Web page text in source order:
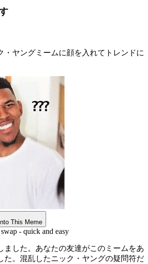
・ヤングミームに顔を入れてトレンドに
This Meme
- quick and easy
ました。あなたの友達がこのミームをあ
た。混乱したニック・ヤングの疑問符だ